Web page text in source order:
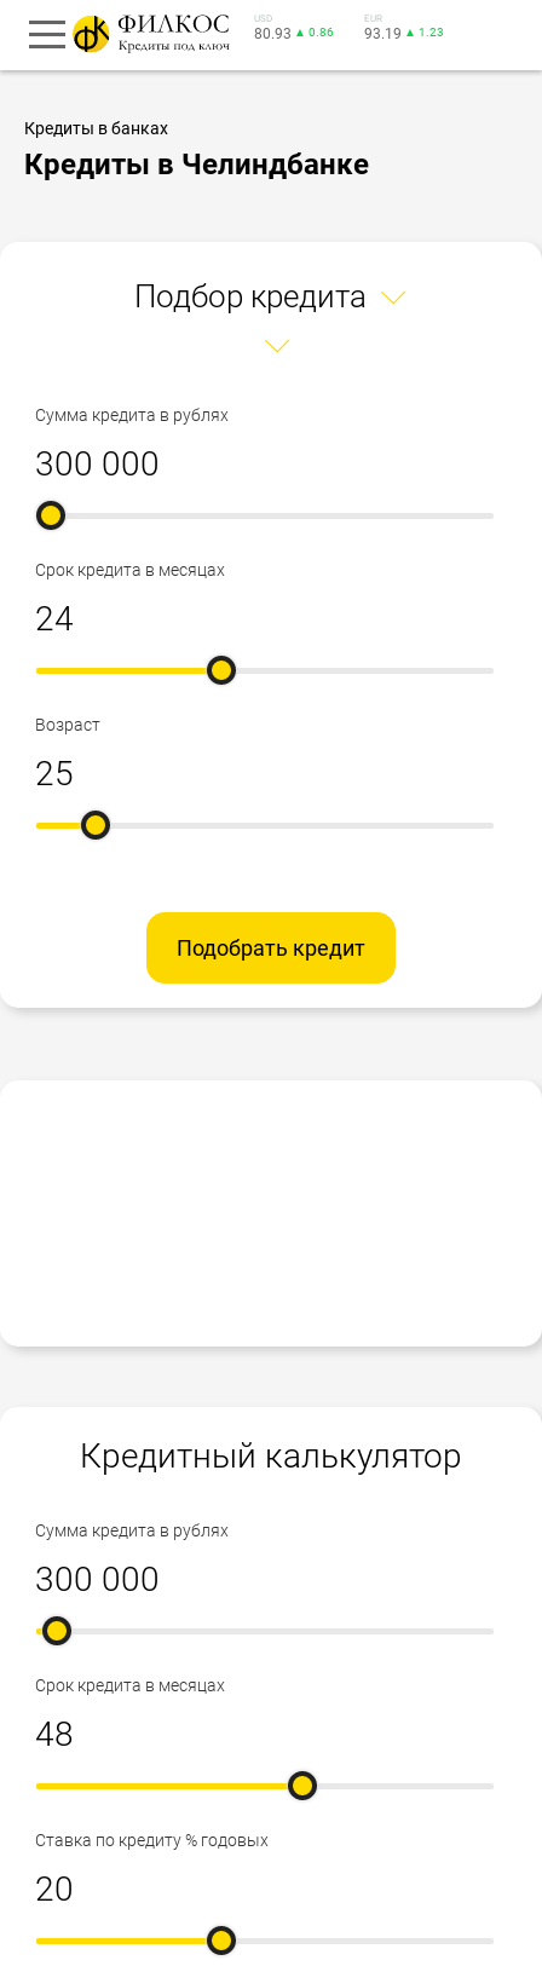
USD
80.93 ▲ 0.86
EUR
93.19 ▲ 1.23
Кредиты в банках
Кредиты в Челиндбанке
Подбор кредита
Сумма кредита в рублях
Срок кредита в месяцах
Возраст
Подобрать кредит
Кредитный калькулятор
Сумма кредита в рублях
Срок кредита в месяцах
Ставка по кредиту % годовых